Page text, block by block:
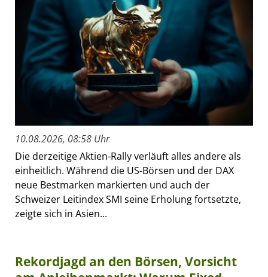
10.08.2026, 08:58 Uhr
Die derzeitige Aktien-Rally verläuft alles andere als
einheitlich. Während die US-Börsen und der DAX
neue Bestmarken markierten und auch der
Schweizer Leitindex SMI seine Erholung fortsetzte,
zeigte sich in Asien...
Rekordjagd an den Börsen, Vorsicht